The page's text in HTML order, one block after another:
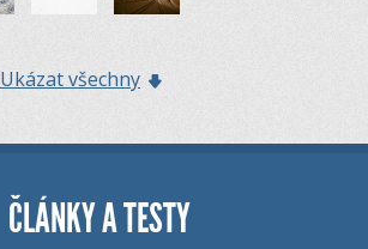
Ukázat všechny
ČLÁNKY A TESTY